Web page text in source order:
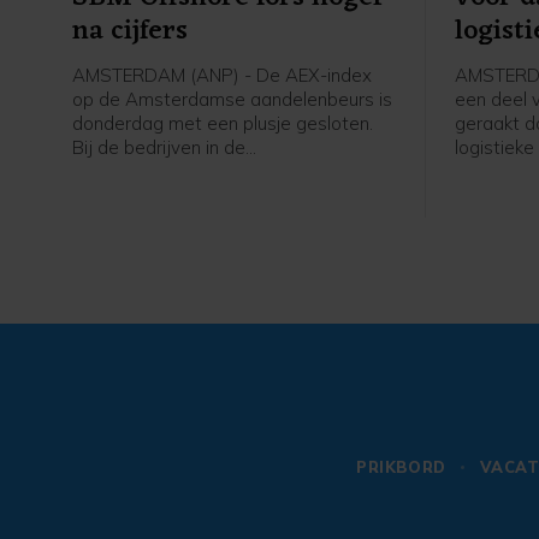
na cijfers
AMSTERDAM (ANP) - De AEX-index
op de Amsterdamse aandelenbeurs is
donderdag met een plusje gesloten.
Bij de bedrijven in de
een deel
geraakt
zouden
PRIKBORD